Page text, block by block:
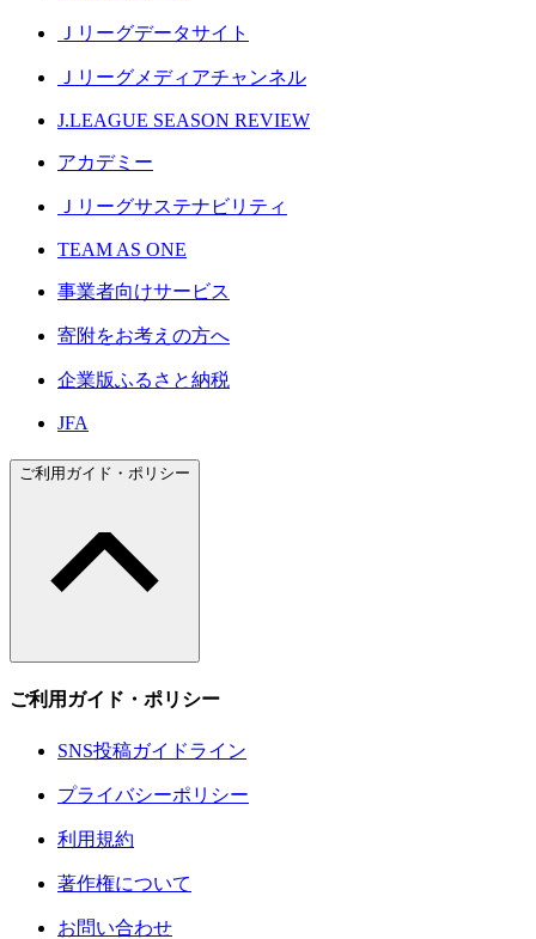
Ｊリーグデータサイト
Ｊリーグメディアチャンネル
J.LEAGUE SEASON REVIEW
アカデミー
Ｊリーグサステナビリティ
TEAM AS ONE
事業者向けサービス
寄附をお考えの方へ
企業版ふるさと納税
JFA
ご利用ガイド・ポリシー
ご利用ガイド・ポリシー
SNS投稿ガイドライン
プライバシーポリシー
利用規約
著作権について
お問い合わせ